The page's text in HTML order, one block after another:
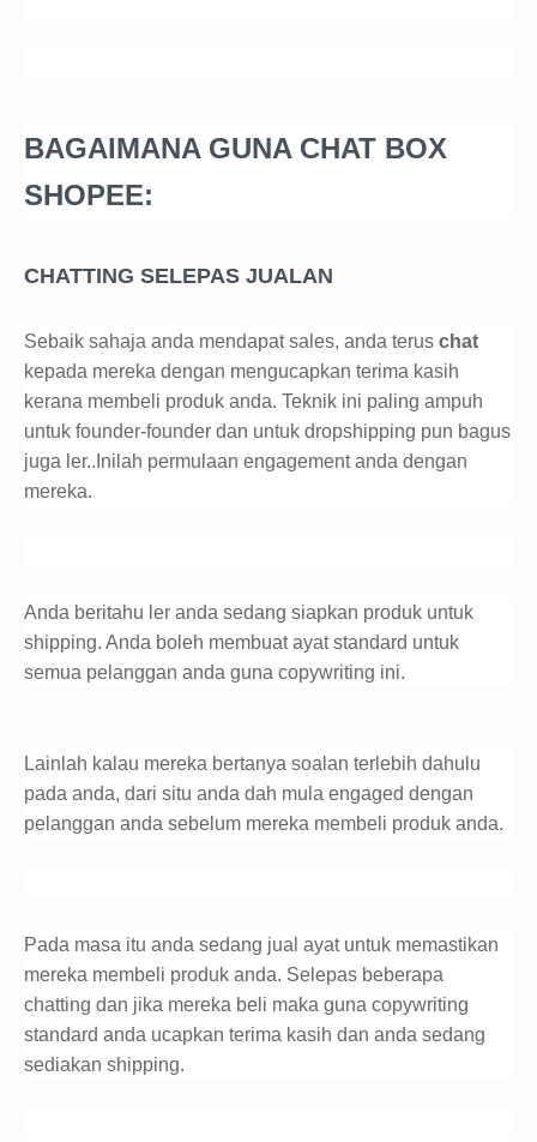
BAGAIMANA GUNA CHAT BOX
SHOPEE:
CHATTING SELEPAS JUALAN
Sebaik sahaja anda mendapat sales, anda terus chat
kepada mereka dengan mengucapkan terima kasih
kerana membeli produk anda. Teknik ini paling ampuh
untuk founder-founder dan untuk dropshipping pun bagus
juga ler..Inilah permulaan engagement anda dengan
mereka.
Anda beritahu ler anda sedang siapkan produk untuk
shipping. Anda boleh membuat ayat standard untuk
semua pelanggan anda guna copywriting ini.
Lainlah kalau mereka bertanya soalan terlebih dahulu
pada anda, dari situ anda dah mula engaged dengan
pelanggan anda sebelum mereka membeli produk anda.
Pada masa itu anda sedang jual ayat untuk memastikan
mereka membeli produk anda. Selepas beberapa
chatting dan jika mereka beli maka guna copywriting
standard anda ucapkan terima kasih dan anda sedang
sediakan shipping.